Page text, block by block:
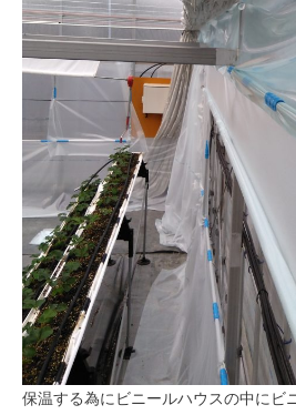
保温する為にビニールハウスの中にビ